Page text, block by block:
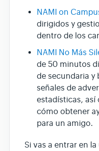
NAMI on
dirigidos y
dentro de los
NAMI No Más
de 50 minutos
de secundaria y
señales de
estadísticas,
cómo obtener
para un amigo.
Si vas a entrar en